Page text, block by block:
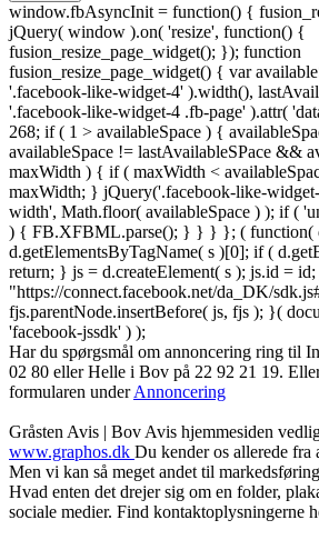
window.fbAsyncInit = function() {
jQuery( window ).on( 'resize', function() {
fusion_resize_page_widget(); }); function
fusion_resize_page_widget() { var
'.facebook-like-widget-4' ).width(),
'.facebook-like-widget-4 .fb-page' ).attr(
268; if ( 1 > availableSpace ) {
availableSpace != lastAvailableSPace &&
maxWidth ) { if ( maxWidth <
maxWidth; } jQuery('.facebook-like-
width', Math.floor( availableSpace ) ); if (
) { FB.XFBML.parse(); } } } }; ( function(
d.getElementsByTagName( s )[0]; if (
return; } js = d.createElement( s ); js.id = id;
"https://connect.facebook.net/da_DK/
fjs.parentNode.insertBefore( js, fjs ); }(
'facebook-jssdk' ) );
Har du spørgsmål om annoncering ring til
02 80 ‬eller Helle i Bov på 22 92 21 19‬.
formularen underAnnoncering
Gråsten Avis | Bov Avis hjemmesiden
www.graphos.dk Du kender os allerede fra
Men vi kan så meget andet til
Hvad enten det drejer sig om en folder,
sociale medier. Find kontaktoplysningerne